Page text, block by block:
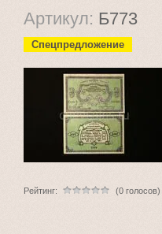
Артикул: Б773
Спецпредложение
Рейтинг: (0 голосов)